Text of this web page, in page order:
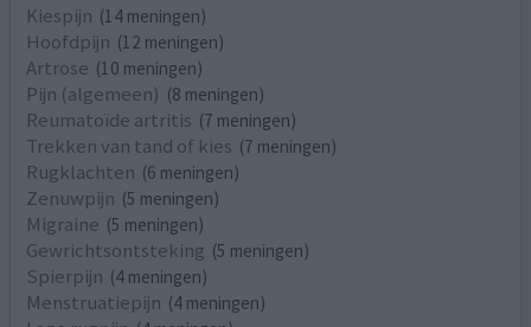
Kiespijn (14 meningen)
Hoofdpijn (12 meningen)
Artrose (10 meningen)
Pijn (algemeen) (8 meningen)
Reumatoïde artritis (7 meningen)
Trekken van tand of kies (7 meningen)
Rugklachten (6 meningen)
Zenuwpijn (5 meningen)
Migraine (5 meningen)
Gewrichtsontsteking (5 meningen)
Spierpijn (4 meningen)
Menstruatiepijn (4 meningen)